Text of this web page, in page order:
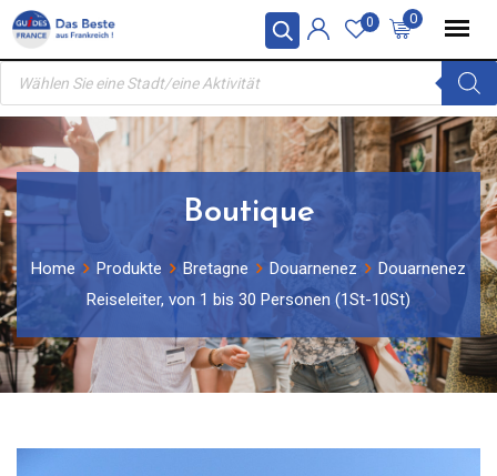
Skip
content
0
0
Products
search
Boutique
Home Produkte Bretagne Douarnenez
Douarnenez
Reiseleiter, von 1 bis 30 Personen (1St-10St)